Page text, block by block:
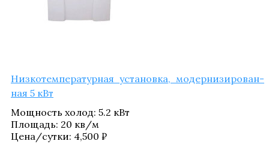
Низ­ко­тем­пе­ра­тур­ная уста­нов­ка, модер­ни­зи­ро­ван­
ная 5 кВт
Мощ­ность холод: 5.2 кВт
Пло­щадь: 20 кв/​м
Цена/​сутки: 4,500 ₽